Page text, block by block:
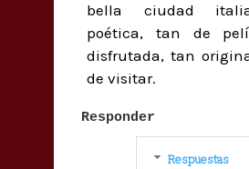
bella ciudad
poética, tan de
disfrutada, tan
de visitar.
Responder
Respuestas